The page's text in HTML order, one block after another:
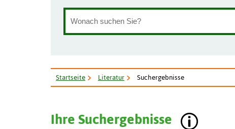
Startseite Literatur Suchergebnisse
Ihre Suchergebnisse